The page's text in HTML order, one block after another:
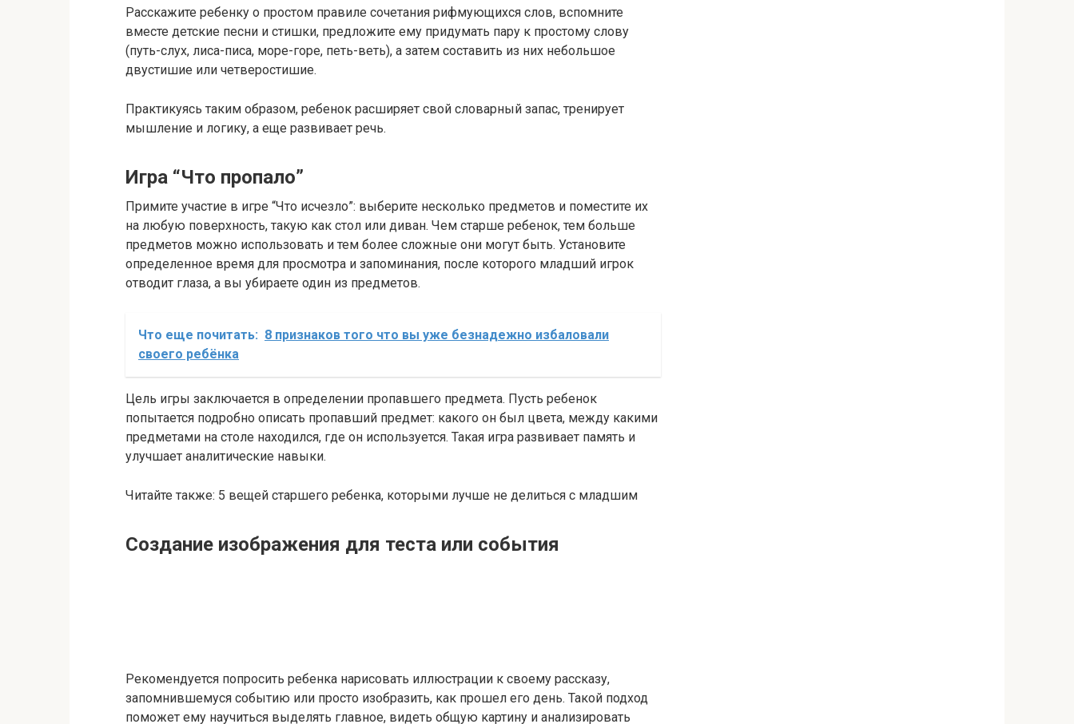
Расскажите ребенку о простом правиле сочетания рифмующихся слов, вспомните
вместе детские песни и стишки, предложите ему придумать пару к простому слову
(путь-слух, лиса-писа, море-горе, петь-веть), а затем составить из них небольшое
двустишие или четверостишие.
Практикуясь таким образом, ребенок расширяет свой словарный запас, тренирует
мышление и логику, а еще развивает речь.
Игра “Что пропало”
Примите участие в игре “Что исчезло”: выберите несколько предметов и поместите их
на любую поверхность, такую как стол или диван. Чем старше ребенок, тем больше
предметов можно использовать и тем более сложные они могут быть. Установите
определенное время для просмотра и запоминания, после которого младший игрок
отводит глаза, а вы убираете один из предметов.
Что еще почитать: 8 признаков того что вы уже безнадежно избаловали
своего ребёнка
Цель игры заключается в определении пропавшего предмета. Пусть ребенок
попытается подробно описать пропавший предмет: какого он был цвета, между какими
предметами на столе находился, где он используется. Такая игра развивает память и
улучшает аналитические навыки.
Читайте также: 5 вещей старшего ребенка, которыми лучше не делиться с младшим
Создание изображения для теста или события
Рекомендуется попросить ребенка нарисовать иллюстрации к своему рассказу,
запомнившемуся событию или просто изобразить, как прошел его день. Такой подход
поможет ему научиться выделять главное, видеть общую картину и анализировать